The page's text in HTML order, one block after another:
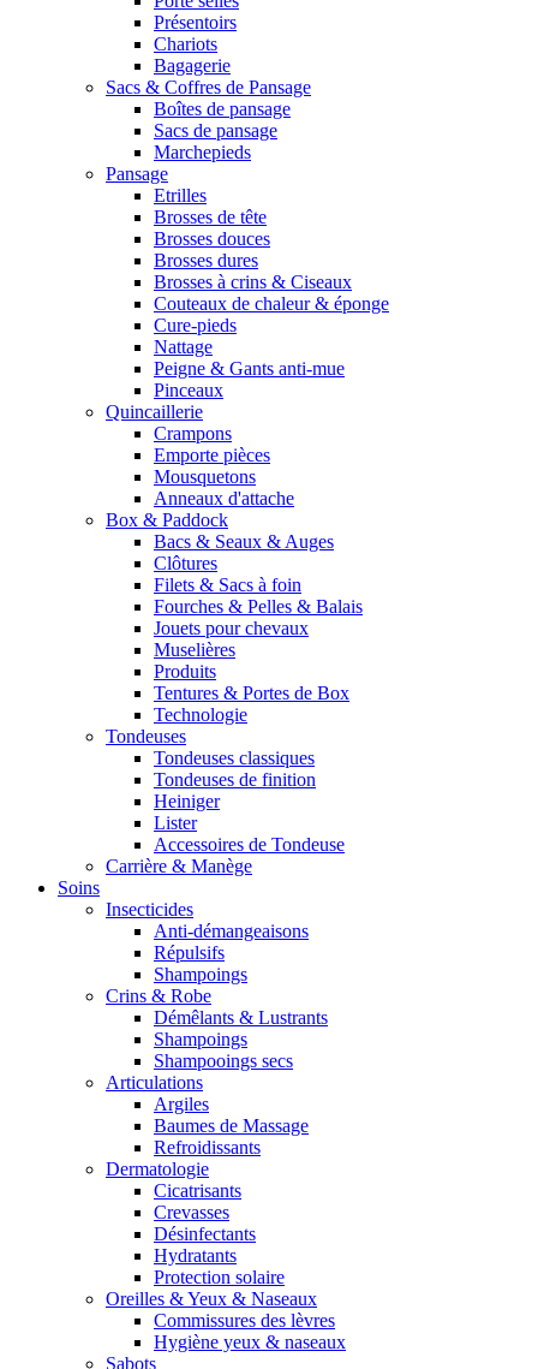
Présentoirs
Chariots
Bagagerie
Sacs & Coffres de Pansage
Boîtes de pansage
Sacs de pansage
Marchepieds
Pansage
Etrilles
Brosses de tête
Brosses douces
Brosses dures
Brosses à crins & Ciseaux
Couteaux de chaleur & éponge
Cure-pieds
Nattage
Peigne & Gants anti-mue
Pinceaux
Quincaillerie
Crampons
Emporte pièces
Mousquetons
Anneaux d'attache
Box & Paddock
Bacs & Seaux & Auges
Clôtures
Filets & Sacs à foin
Fourches & Pelles & Balais
Jouets pour chevaux
Muselières
Produits
Tentures & Portes de Box
Technologie
Tondeuses
Tondeuses classiques
Tondeuses de finition
Heiniger
Lister
Accessoires de Tondeuse
Carrière & Manège
Soins
Insecticides
Anti-démangeaisons
Répulsifs
Shampoings
Crins & Robe
Démêlants & Lustrants
Shampoings
Shampooings secs
Articulations
Argiles
Baumes de Massage
Refroidissants
Dermatologie
Cicatrisants
Crevasses
Désinfectants
Hydratants
Protection solaire
Oreilles & Yeux & Naseaux
Commissures des lèvres
Hygiène yeux & naseaux
Sabots